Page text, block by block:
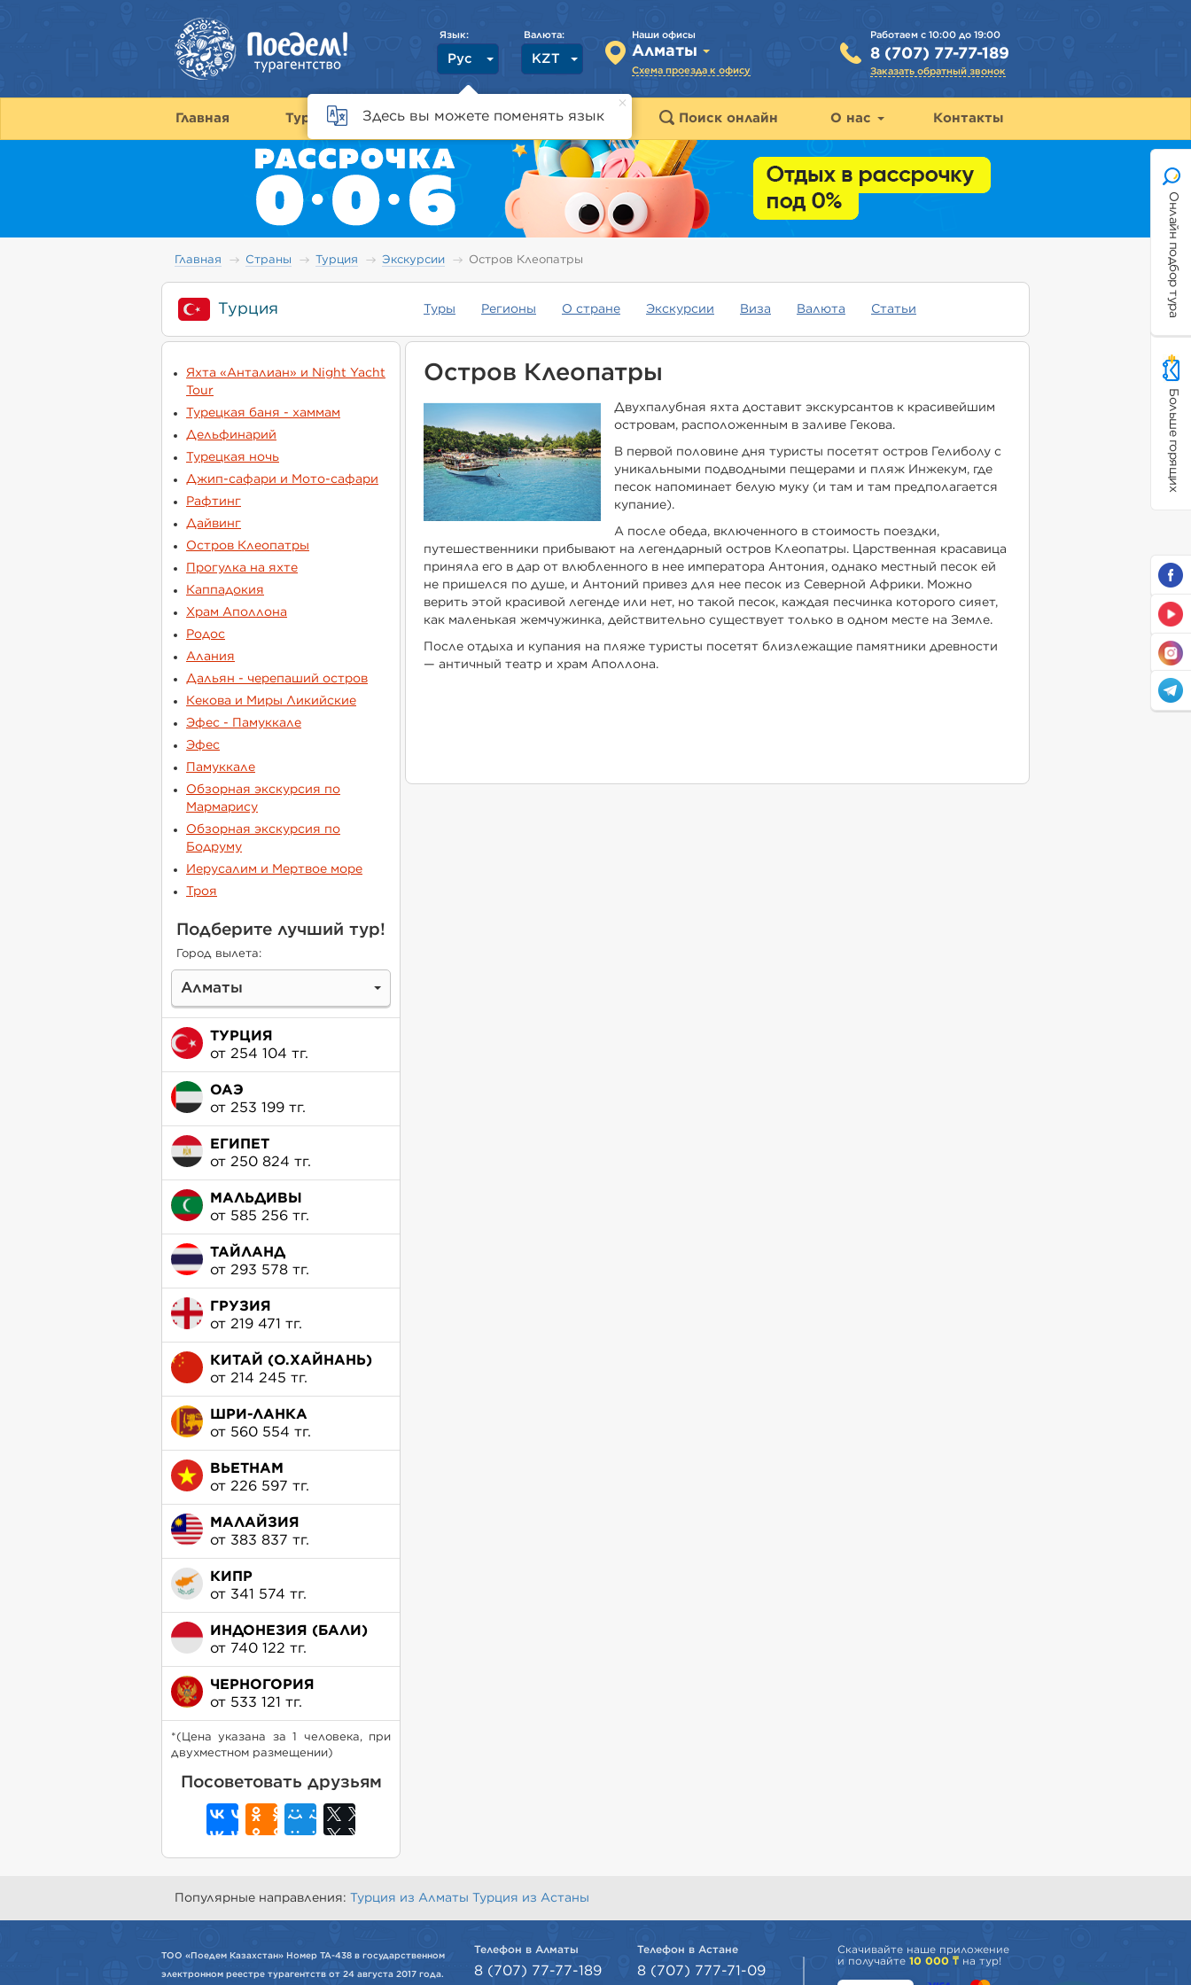
Работаем с 10:00 до 19:00
8 (707) 77-77-189
Заказать обратный звонок
Наши офисы
Алматы
Схема проезда к офису
Валюта:
KZT
Язык:
Рус
Здесь вы можете поменять язык
Главная Туры Страны Горящие туры Поиск онлайн О нас Контакты
Онлайн подбор тура
Больше горящих
Главная Страны Турция Экскурсии Остров Клеопатры
Турция Туры Регионы О стране Экскурсии Виза Валюта Статьи
Яхта «Анталиан» и Night Yacht
Tour
Турецкая баня - хаммам
Дельфинарий
Турецкая ночь
Джип-сафари и Мото-сафари
Рафтинг
Дайвинг
Остров Клеопатры
Прогулка на яхте
Каппадокия
Храм Аполлона
Родос
Алания
Дальян - черепаший остров
Кекова и Миры Ликийские
Эфес - Памуккале
Эфес
Памуккале
Обзорная экскурсия по
Мармарису
Обзорная экскурсия по
Бодруму
Иерусалим и Мертвое море
Троя
Подберите лучший тур!
Город вылета:
Алматы
ТУРЦИЯ
от 254 104 тг.
ОАЭ
от 253 199 тг.
ЕГИПЕТ
от 250 824 тг.
МАЛЬДИВЫ
от 585 256 тг.
ТАЙЛАНД
от 293 578 тг.
ГРУЗИЯ
от 219 471 тг.
КИТАЙ (О.ХАЙНАНЬ)
от 214 245 тг.
ШРИ-ЛАНКА
от 560 554 тг.
ВЬЕТНАМ
от 226 597 тг.
МАЛАЙЗИЯ
от 383 837 тг.
КИПР
от 341 574 тг.
ИНДОНЕЗИЯ (БАЛИ)
от 740 122 тг.
ЧЕРНОГОРИЯ
от 533 121 тг.
*(Цена указана за 1 человека, при
двухместном размещении)
Посоветовать друзьям
Остров Клеопатры
Двухпалубная яхта доставит экскурсантов к красивейшим
островам, расположенным в заливе Гекова.
В первой половине дня туристы посетят остров Гелиболу с
уникальными подводными пещерами и пляж Инжекум, где
песок напоминает белую муку (и там и там предполагается
купание).
А после обеда, включенного в стоимость поездки,
путешественники прибывают на легендарный остров Клеопатры. Царственная красавица
приняла его в дар от влюбленного в нее императора Антония, однако местный песок ей
не пришелся по душе, и Антоний привез для нее песок из Северной Африки. Можно
верить этой красивой легенде или нет, но такой песок, каждая песчинка которого сияет,
как маленькая жемчужинка, действительно существует только в одном месте на Земле.
После отдыха и купания на пляже туристы посетят близлежащие памятники древности
— античный театр и храм Аполлона.
Популярные направления: Турция из Алматы Турция из Астаны
ТОО «Поедем Казахстан» Номер ТА-438 в государственном
электронном реестре турагентств от 24 августа 2017 года.
Телефон в Алматы
8 (707) 77-77-189
Телефон в Астане
8 (707) 777-71-09
Скачивайте наше приложение
и получайте10 000 ₸ на тур!